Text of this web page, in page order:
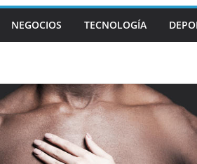
NEGOCIOS TECNOLOGÍA